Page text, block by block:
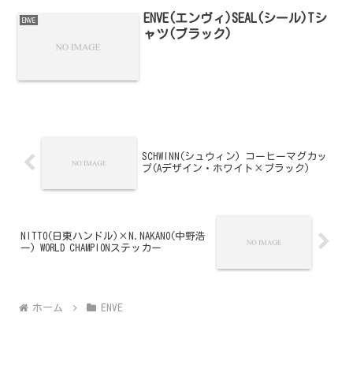
ENVE
ENVE(エンヴィ)SEAL(シール)Tシ
ャツ(ブラック)
SCHWINN(シュウィン) コーヒーマグカッ
プ(Aデザイン・ホワイト×ブラック)
NITTO(日東ハンドル)×N.NAKANO(中野浩
一) WORLD CHAMPIONステッカー
ホーム ENVE